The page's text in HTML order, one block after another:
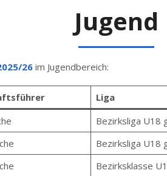
Jugend
26 im Jugendbereich:
Liga
Bezirksliga U18
Bezirksliga U18
Bezirksklasse